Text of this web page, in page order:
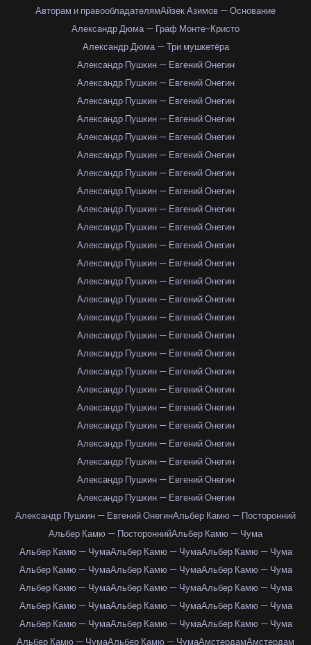
Авторам и правообладателямАйзек Азимов — Основание
Александр Дюма — Граф Монте-Кристо
Александр Дюма — Три мушкетёра
Александр Пушкин — Евгений Онегин
Александр Пушкин — Евгений Онегин
Александр Пушкин — Евгений Онегин
Александр Пушкин — Евгений Онегин
Александр Пушкин — Евгений Онегин
Александр Пушкин — Евгений Онегин
Александр Пушкин — Евгений Онегин
Александр Пушкин — Евгений Онегин
Александр Пушкин — Евгений Онегин
Александр Пушкин — Евгений Онегин
Александр Пушкин — Евгений Онегин
Александр Пушкин — Евгений Онегин
Александр Пушкин — Евгений Онегин
Александр Пушкин — Евгений Онегин
Александр Пушкин — Евгений Онегин
Александр Пушкин — Евгений Онегин
Александр Пушкин — Евгений Онегин
Александр Пушкин — Евгений Онегин
Александр Пушкин — Евгений Онегин
Александр Пушкин — Евгений Онегин
Александр Пушкин — Евгений Онегин
Александр Пушкин — Евгений Онегин
Александр Пушкин — Евгений Онегин
Александр Пушкин — Евгений Онегин
Александр Пушкин — Евгений Онегин
Александр Пушкин — Евгений ОнегинАльбер Камю — Посторонний
Альбер Камю — ПостороннийАльбер Камю — Чума
Альбер Камю — ЧумаАльбер Камю — ЧумаАльбер Камю — Чума
Альбер Камю — ЧумаАльбер Камю — ЧумаАльбер Камю — Чума
Альбер Камю — ЧумаАльбер Камю — ЧумаАльбер Камю — Чума
Альбер Камю — ЧумаАльбер Камю — ЧумаАльбер Камю — Чума
Альбер Камю — ЧумаАльбер Камю — ЧумаАльбер Камю — Чума
Альбер Камю — ЧумаАльбер Камю — ЧумаАмстердамАмстердам